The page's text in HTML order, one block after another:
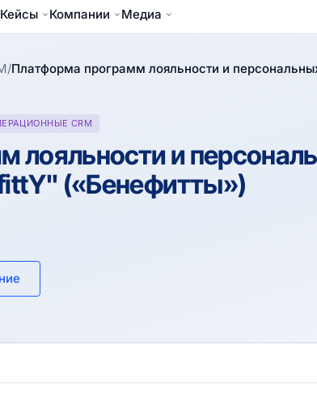
Кейсы Компании Медиа
/Платформа программ лояльности и
CRM
лояльности и
(«Бенефитты»)